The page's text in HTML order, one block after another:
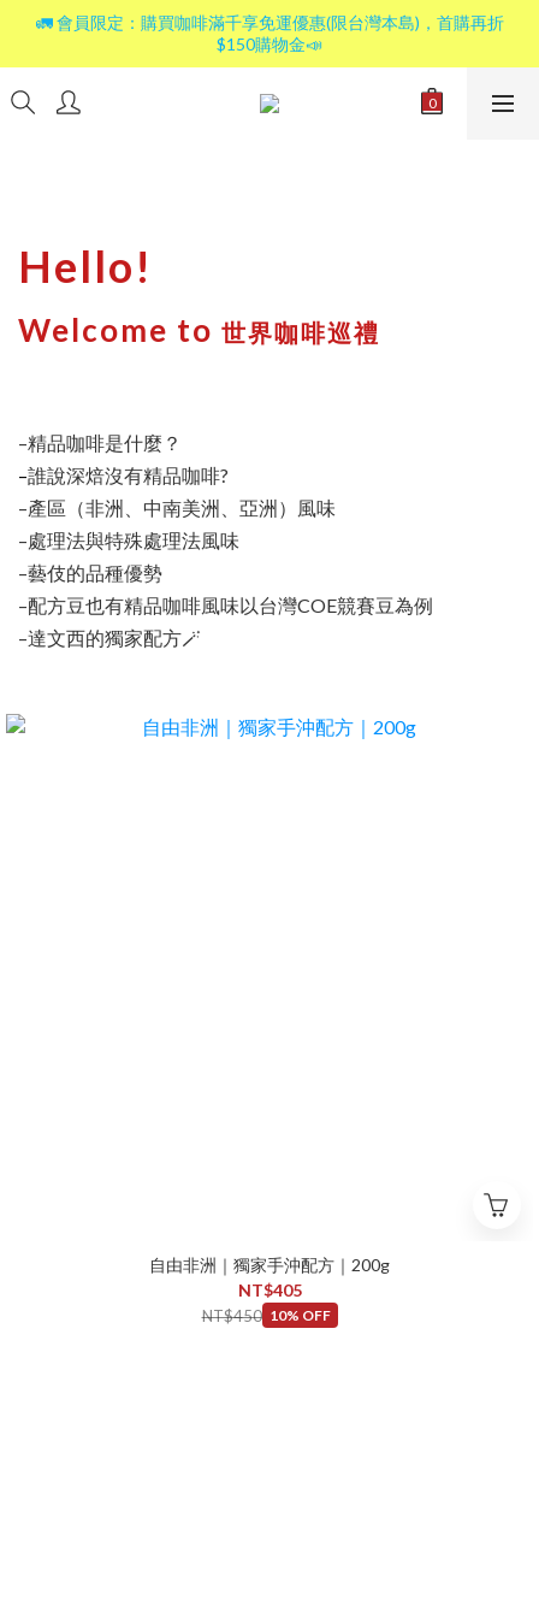
🚛 會員限定：購買咖啡滿千享免運優惠(限台灣本島)，首購再折
$150購物金📣
Hello!
Welcome to 世界咖啡巡禮
–精品咖啡是什麼？
–誰說深焙沒有精品咖啡?
–產區（非洲、中南美洲、亞洲）風味
–處理法與特殊處理法風味
–藝伎的品種優勢
–配方豆也有精品咖啡風味以台灣COE競賽豆為例
–達文西的獨家配方🪄
自由非洲｜獨家手沖配方｜200g
NT$405
NT$450 10% OFF